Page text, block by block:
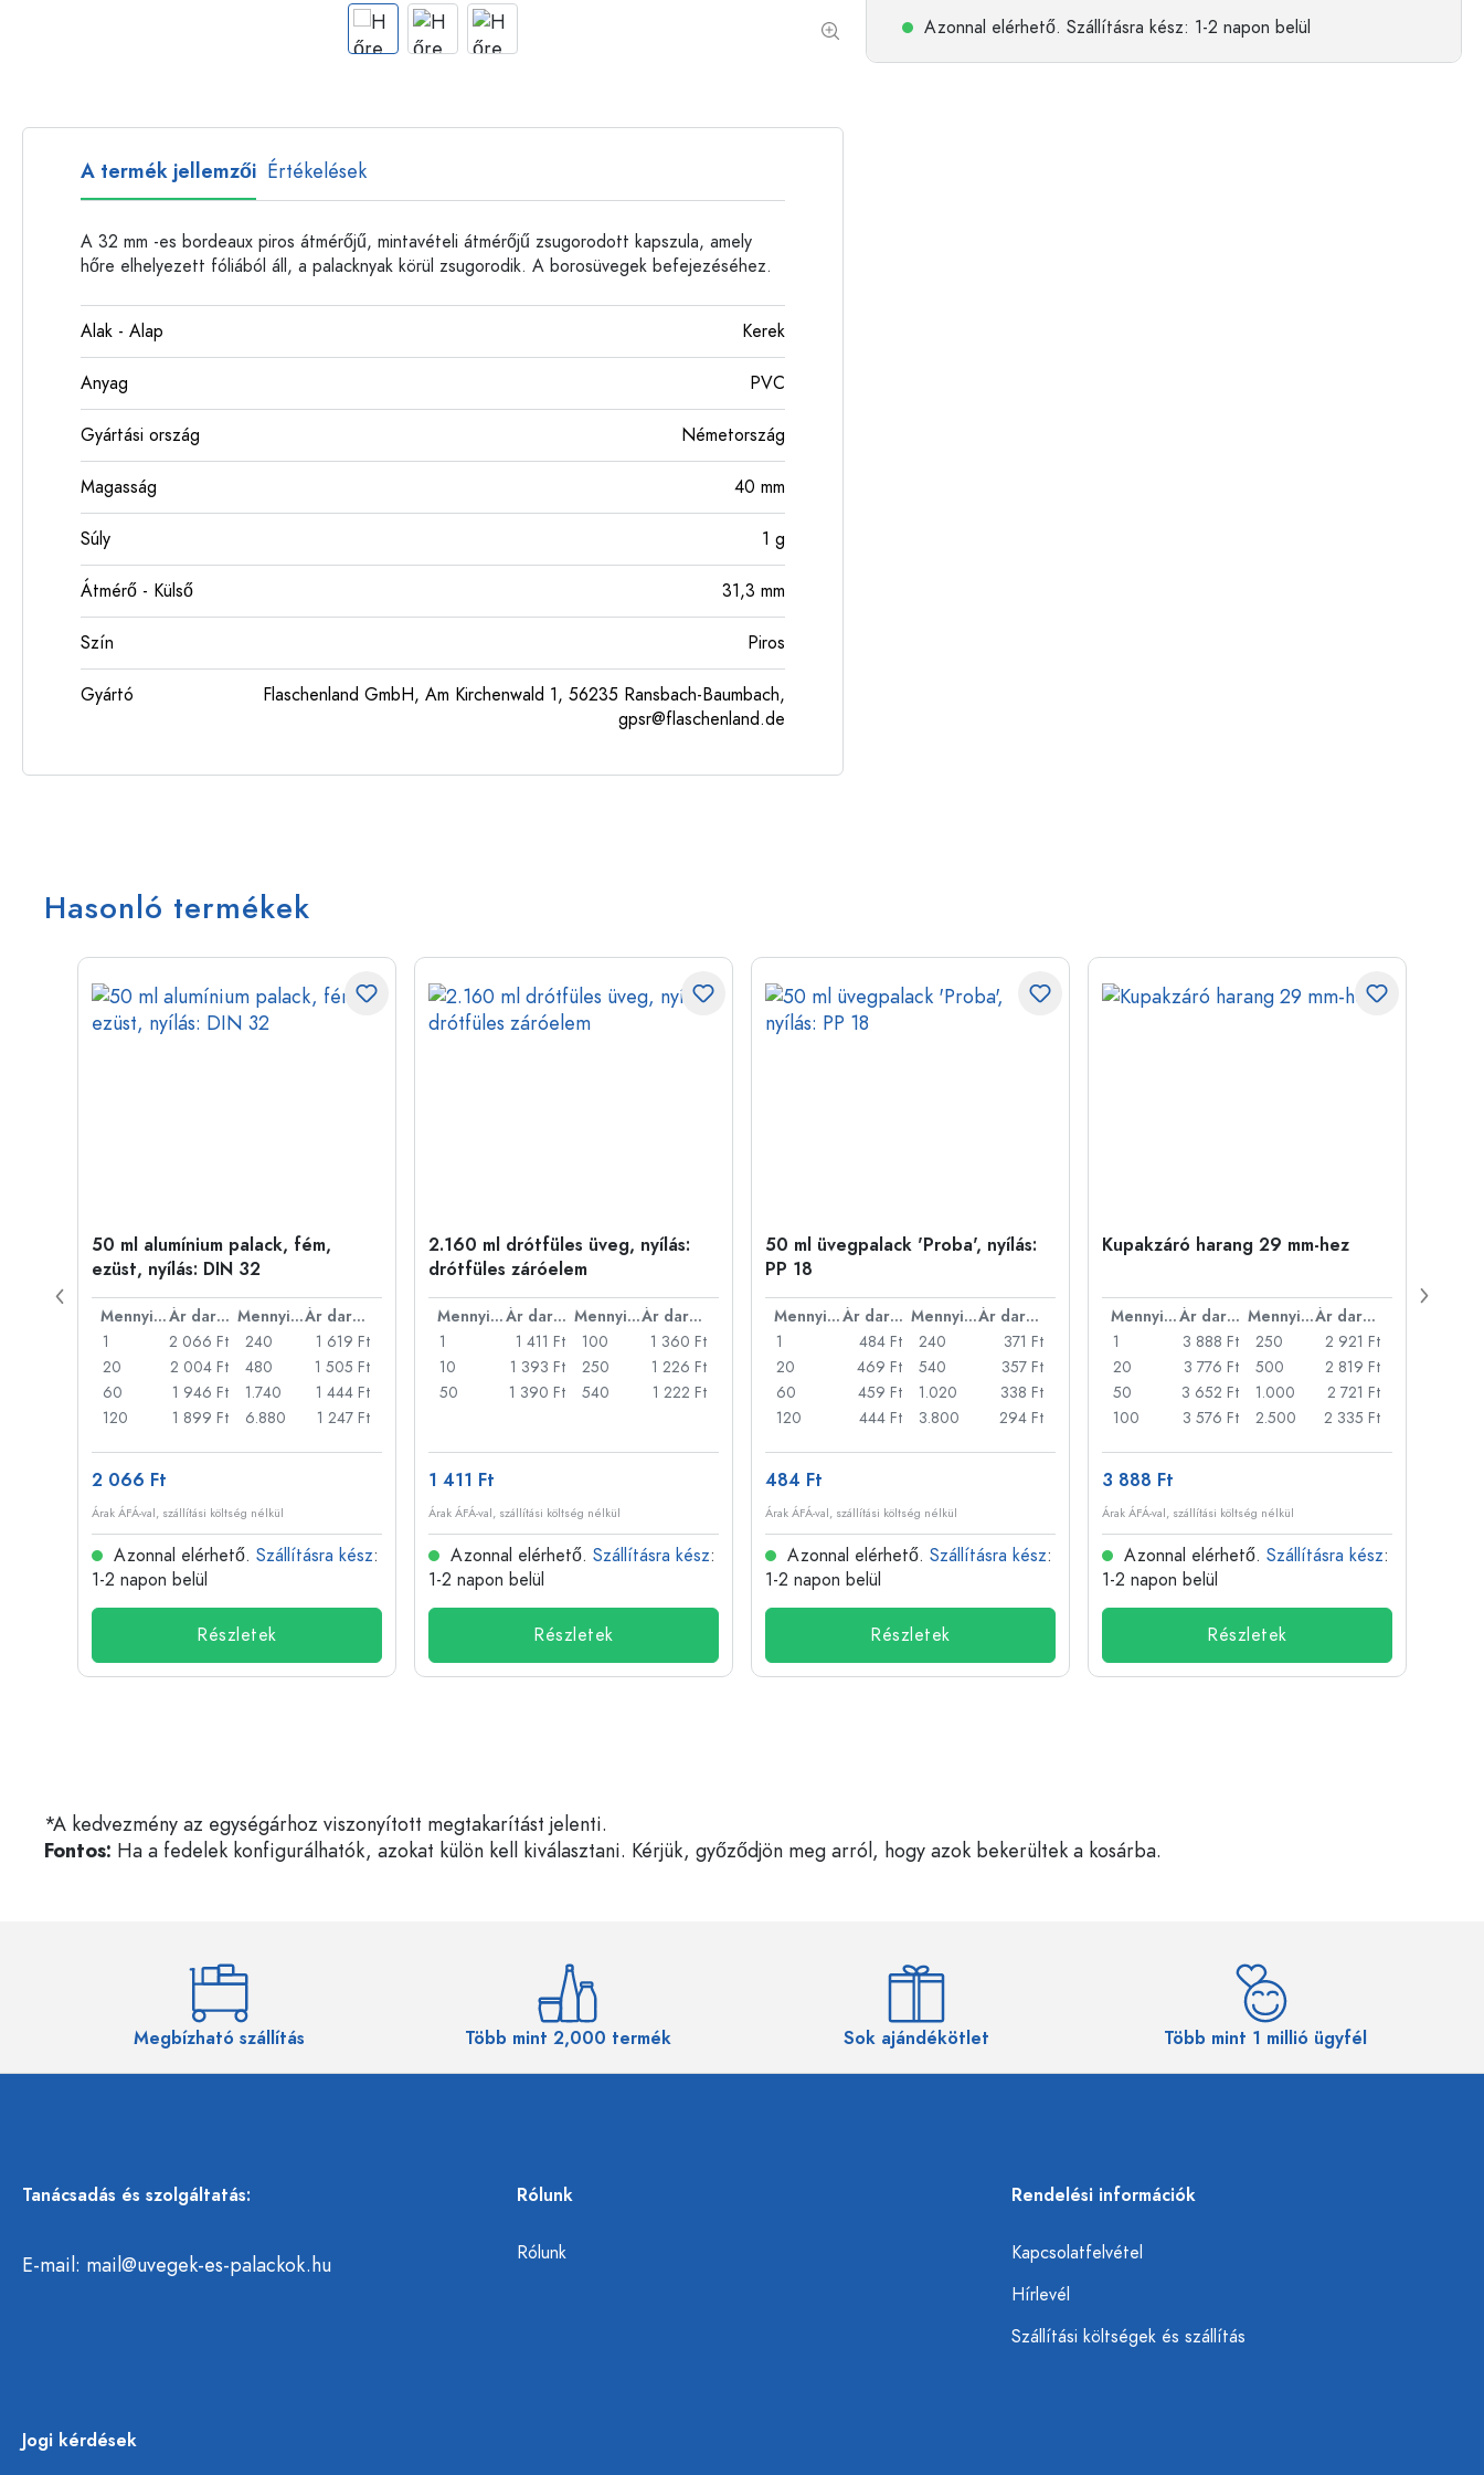
Műanyag palackok
Azonnal elérhető. Szállításra kész: 1-2 napon belül
A termék jellemzői Értékelések
A 32 mm -es bordeaux piros átmérőjű, mintavételi átmérőjű zsugorodott kapszula, amely
hőre elhelyezett fóliából áll, a palacknyak körül zsugorodik. A borosüvegek befejezéséhez.
Alak - Alap Kerek
Anyag PVC
Gyártási ország Németország
Magasság 40 mm
Súly 1 g
Átmérő - Külső 31,3 mm
Szín Piros
Gyártó
Flaschenland GmbH, Am Kirchenwald 1, 56235 Ransbach-Baumbach,
gpsr@flaschenland.de
Hasonló termékek
50 ml alumínium palack, fém,
ezüst, nyílás: DIN 32
Mennyiség Ár darabonként Mennyiség
Ár darabonként
1
2 066 Ft
20
2 004 Ft
60
1 946 Ft
120
1 899 Ft
240
1 619 Ft
480
1 505 Ft
1.740
1 444 Ft
6.880
1 247 Ft
2 066 Ft
Árak ÁFÁ-val, szállítási költség nélkül
Azonnal elérhető. Szállításra kész:
1-2 napon belül
Részletek
2.160 ml drótfüles üveg, nyílás:
drótfüles záróelem
Mennyiség Ár darabonként Mennyiség
Ár darabonként
1
1 411 Ft
10
1 393 Ft
50
1 390 Ft
100
1 360 Ft
250
1 226 Ft
540
1 222 Ft
1 411 Ft
Árak ÁFÁ-val, szállítási költség nélkül
Azonnal elérhető. Szállításra kész:
1-2 napon belül
Részletek
50 ml üvegpalack 'Proba', nyílás:
PP 18
Mennyiség Ár darabonként Mennyiség
Ár darabonként
1
484 Ft
20
469 Ft
60
459 Ft
120
444 Ft
240
371 Ft
540
357 Ft
1.020
338 Ft
3.800
294 Ft
484 Ft
Árak ÁFÁ-val, szállítási költség nélkül
Azonnal elérhető. Szállításra kész:
1-2 napon belül
Részletek
Kupakzáró harang 29 mm-hez
Mennyiség Ár darabonként Mennyiség
Ár darabonként
1
3 888 Ft
20
3 776 Ft
50
3 652 Ft
100
3 576 Ft
250
2 921 Ft
500
2 819 Ft
1.000
2 721 Ft
2.500
2 335 Ft
3 888 Ft
Árak ÁFÁ-val, szállítási költség nélkül
Azonnal elérhető. Szállításra kész:
1-2 napon belül
Részletek
*A kedvezmény az egységárhoz viszonyított megtakarítást jelenti.
Fontos: Ha a fedelek konfigurálhatók, azokat külön kell kiválasztani. Kérjük, győződjön meg arról, hogy azok bekerültek a kosárba.
Megbízható szállítás Több mint 2,000 termék Sok ajándékötlet Több mint 1 millió ügyfél
Tanácsadás és szolgáltatás:
E-mail: mail@uvegek-es-palackok.hu
Rólunk
Rólunk
Rendelési információk
Kapcsolatfelvétel
Hírlevél
Szállítási költségek és szállítás
Jogi kérdések